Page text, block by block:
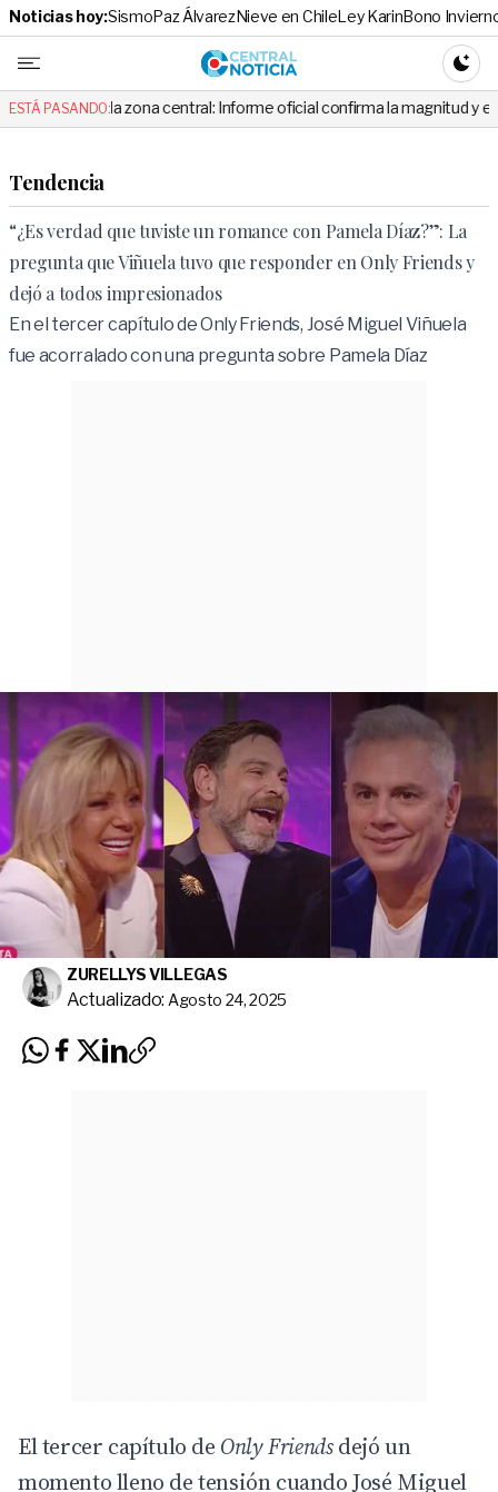
Noticias hoy:SismoPaz ÁlvarezNieve en ChileLey KarinBono
Central
ESTÁ PASANDO:
la zona central: Informe oficial confirma la magnitud y el origen del
Tendencia
“¿Es verdad que tuviste un romance con Pamela Díaz?”: La
pregunta que Viñuela tuvo que responder en Only Friends y
dejó a todos impresionados
En el tercer capítulo de Only Friends, José Miguel Viñuela
fue acorralado con una pregunta sobre Pamela Díaz
ZURELLYS VILLEGAS
Actualizado: Agosto 24, 2025
El tercer capítulo de Only Friendsdejó un
momento lleno de tensión cuando José Miguel